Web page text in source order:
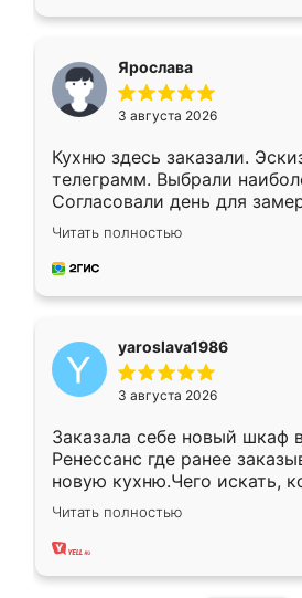
Ярослава
3 августа 2026
Кухню здесь заказали.
телеграмм. Выбрали
Согласовали день для
недели кухня была уже
довольны работой. Спасибо
мебель за качественную
Читать полностью
yaroslava1986
3 августа 2026
Заказала себе новый шкаф
Ренессанс где ранее
новую кухню.Чего искать,
вполне довольна. Служит
два года, нареканий нет.
Читать полностью